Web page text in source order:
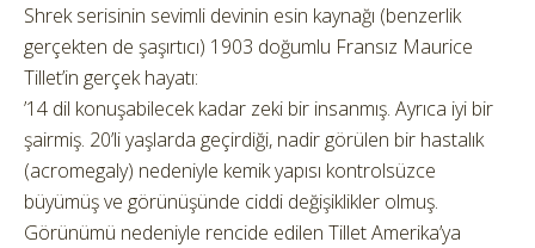
Shrek serisinin sevimli devinin esin kaynağı (benzerlik
gerçekten de şaşırtıcı) 1903 doğumlu Fransız Maurice
Tillet’in gerçek hayatı:
’14 dil konuşabilecek kadar zeki bir insanmış. Ayrıca iyi bir
şairmiş. 20’li yaşlarda geçirdiği, nadir görülen bir hastalık
(acromegaly) nedeniyle kemik yapısı kontrolsüzce
büyümüş ve görünüşünde ciddi değişiklikler olmuş.
Görünümü nedeniyle rencide edilen Tillet Amerika’ya